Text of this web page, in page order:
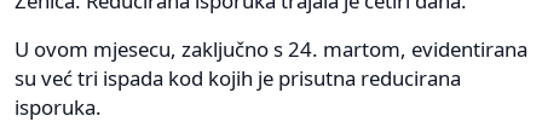
U ovom mjesecu, zaključno s 24. martom, evidentirana
su već tri ispada kod kojih je prisutna reducirana
isporuka.